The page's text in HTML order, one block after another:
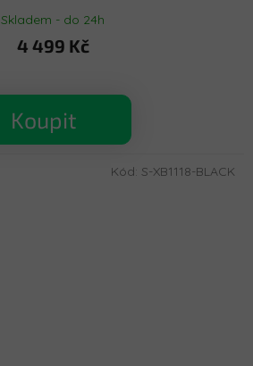
Skladem - do 24h
4 499 Kč
Koupit
Kód: S-XB1118-BLACK